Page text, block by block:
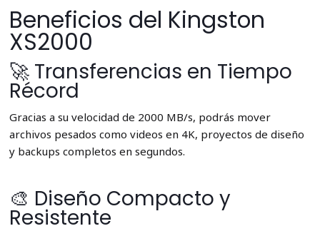
Beneficios del Kingston
XS2000
🚀 Transferencias en Tiempo
Récord
Gracias a su velocidad de 2000 MB/s, podrás mover
archivos pesados como videos en 4K, proyectos de diseño
y backups completos en segundos.
🎨 Diseño Compacto y
Resistente